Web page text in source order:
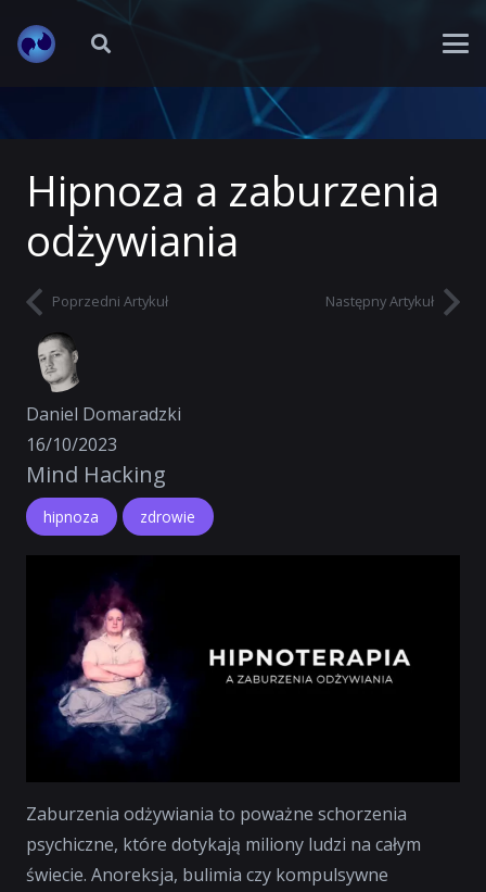
Hipnoza a zaburzenia
odżywiania
Poprzedni Artykuł Następny Artykuł
Daniel Domaradzki
16/10/2023
Mind Hacking
hipnoza zdrowie
Zaburzenia odżywiania to poważne schorzenia
psychiczne, które dotykają miliony ludzi na całym
świecie. Anoreksja, bulimia czy kompulsywne